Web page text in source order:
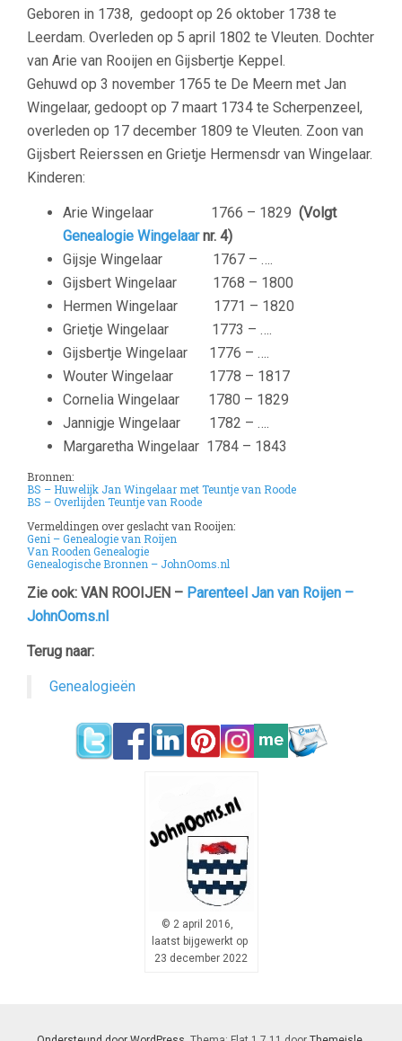
Geboren in 1738, gedoopt op 26 oktober 1738 te
Leerdam. Overleden op 5 april 1802 te Vleuten. Dochter
van Arie van Rooijen en Gijsbertje Keppel.
Gehuwd op 3 november 1765 te De Meern met Jan
Wingelaar, gedoopt op 7 maart 1734 te Scherpenzeel,
overleden op 17 december 1809 te Vleuten. Zoon van
Gijsbert Reierssen en Grietje Hermensdr van Wingelaar.
Kinderen:
Arie Wingelaar 1766 – 1829 (Volgt
Genealogie Wingelaarnr. 4)
Gijsje Wingelaar 1767 – ….
Gijsbert Wingelaar 1768 – 1800
Hermen Wingelaar 1771 – 1820
Grietje Wingelaar 1773 – ….
Gijsbertje Wingelaar 1776 – ….
Wouter Wingelaar 1778 – 1817
Cornelia Wingelaar 1780 – 1829
Jannigje Wingelaar 1782 – ….
Margaretha Wingelaar 1784 – 1843
Bronnen:
BS – Huwelijk Jan Wingelaar met Teuntje van Roode
BS –Overlijden Teuntje van Roode
Vermeldingen over geslacht van Rooijen:
Geni – Genealogie van Roijen
Van Rooden Genealogie
Genealogische Bronnen – JohnOoms.nl
Zie ook: VAN ROOIJEN – Parenteel Jan van Roijen –
JohnOoms.nl
Terug naar:
Genealogieën
© 2 april 2016,
laatst bijgewerkt op
23 december 2022